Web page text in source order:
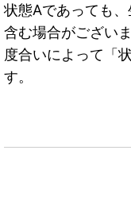
状態Aであっても
含む場合がござい
度合いによって「
す。